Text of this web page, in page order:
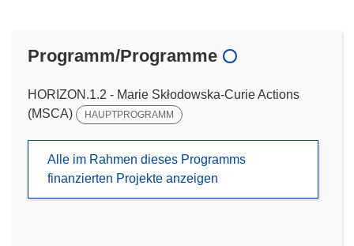
Programm/Programme
HORIZON.1.2 - Marie Skłodowska-Curie Actions
(MSCA)
HAUPTPROGRAMM
Alle im Rahmen dieses Programms
finanzierten Projekte anzeigen